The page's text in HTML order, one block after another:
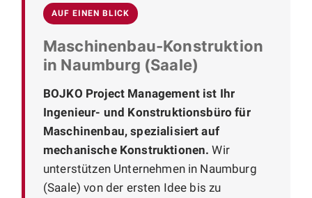
AUF EINEN BLICK
Maschinenbau-Konstruktion
in Naumburg (Saale)
BOJKO Project Management ist Ihr
Ingenieur- und Konstruktionsbüro für
Maschinenbau, spezialisiert auf
mechanische Konstruktionen. Wir
unterstützen Unternehmen in Naumburg
(Saale) von der ersten Idee bis zu